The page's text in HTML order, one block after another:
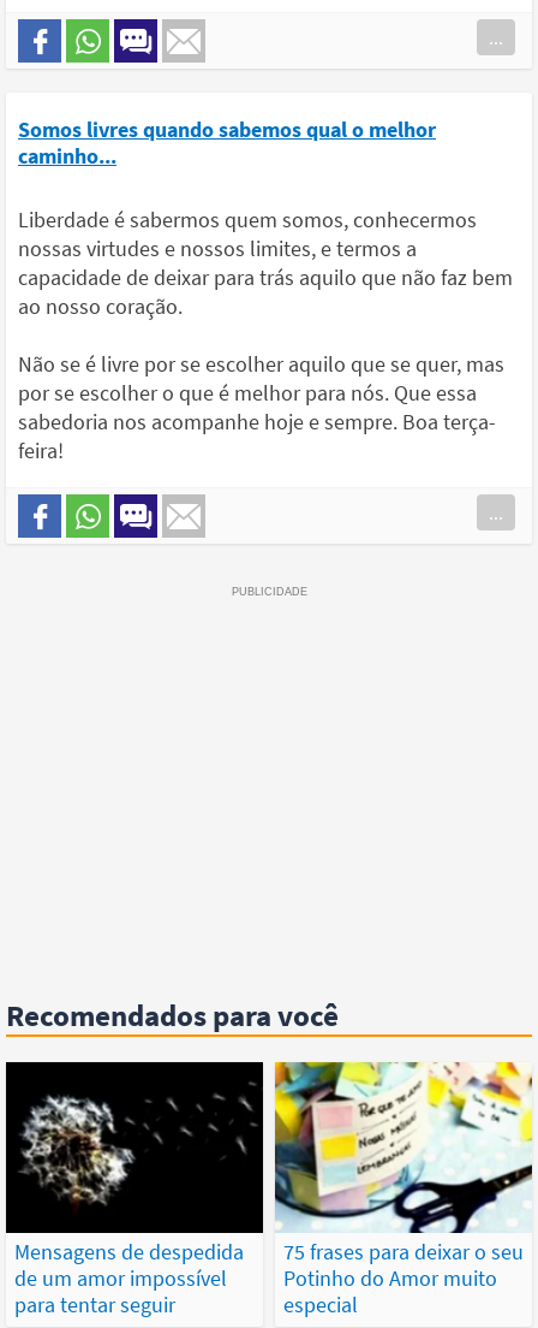
...
Somos livres quando sabemos qual o melhor
caminho...
Liberdade é sabermos quem somos, conhecermos
nossas virtudes e nossos limites, e termos a
capacidade de deixar para trás aquilo que não faz bem
ao nosso coração.
Não se é livre por se escolher aquilo que se quer, mas
por se escolher o que é melhor para nós. Que essa
sabedoria nos acompanhe hoje e sempre. Boa terça-
feira!
...
Recomendados para você
Mensagens de despedida
de um amor impossível
para tentar seguir
75 frases para deixar o seu
Potinho do Amor muito
especial